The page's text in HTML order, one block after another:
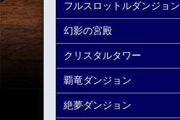
フルスロットルダンジョン
幻影の宮殿
クリスタルタワー
覇竜ダンジョン
絶夢ダンジョン